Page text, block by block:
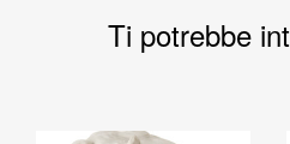
Ti potrebbe